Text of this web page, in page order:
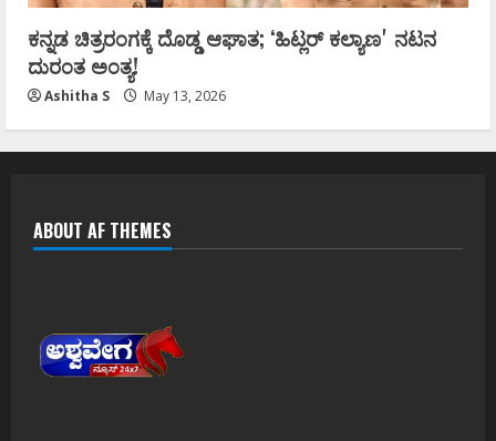
ಕನ್ನಡ ಚಿತ್ರರಂಗಕ್ಕೆ ದೊಡ್ಡ ಆಘಾತ; ʻಹಿಟ್ಲರ್ ಕಲ್ಯಾಣʼ ನಟನ
ದುರಂತ ಅಂತ್ಯ!
Ashitha S May 13, 2026
ABOUT AF THEMES